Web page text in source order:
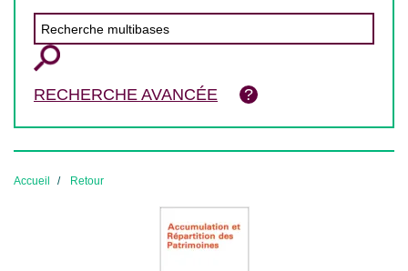
RECHERCHE AVANCÉE
Accueil Retour